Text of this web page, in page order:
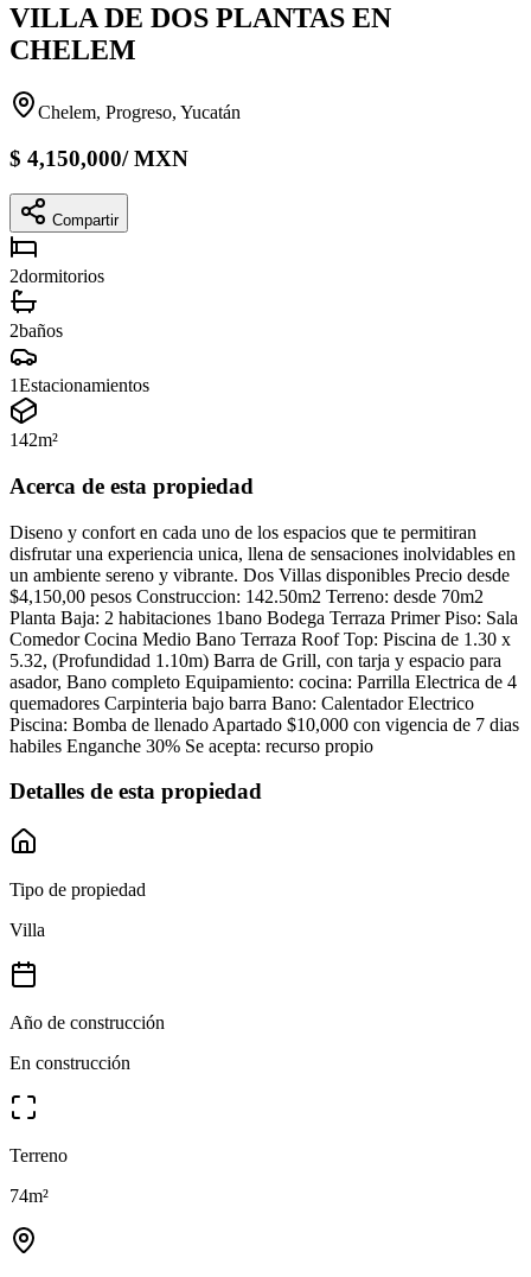
VILLA DE DOS PLANTAS EN
CHELEM
Chelem, Progreso, Yucatán
$ 4,150,000/MXN
Compartir
2dormitorios
2baños
1Estacionamientos
142m²
Acerca de esta propiedad
Diseno y confort en cada uno de los espacios que te permitiran
disfrutar una experiencia unica, llena de sensaciones inolvidables en
un ambiente sereno y vibrante. Dos Villas disponibles Precio desde
$4,150,00 pesos Construccion: 142.50m2 Terreno: desde 70m2
Planta Baja: 2 habitaciones 1bano Bodega Terraza Primer Piso: Sala
Comedor Cocina Medio Bano Terraza Roof Top: Piscina de 1.30 x
5.32, (Profundidad 1.10m) Barra de Grill, con tarja y espacio para
asador, Bano completo Equipamiento: cocina: Parrilla Electrica de 4
quemadores Carpinteria bajo barra Bano: Calentador Electrico
Piscina: Bomba de llenado Apartado $10,000 con vigencia de 7 dias
habiles Enganche 30% Se acepta: recurso propio
Detalles de esta propiedad
Tipo de propiedad
Villa
Año de construcción
En construcción
Terreno
74m²